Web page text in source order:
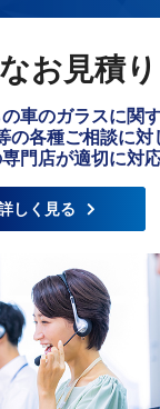
お見積り
車のガラスに関
の各種ご相談に対
門店が適切に対
しく見る